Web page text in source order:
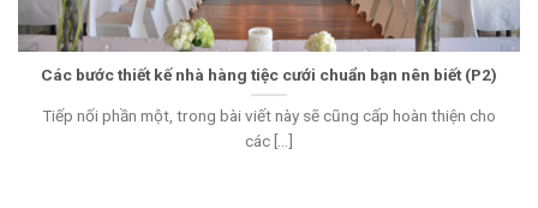
Các bước thiết kế nhà hàng tiệc cưới chuẩn bạn nên biết (P2)
Tiếp nối phần một, trong bài viết này sẽ cũng cấp hoàn thiện cho
các [...]